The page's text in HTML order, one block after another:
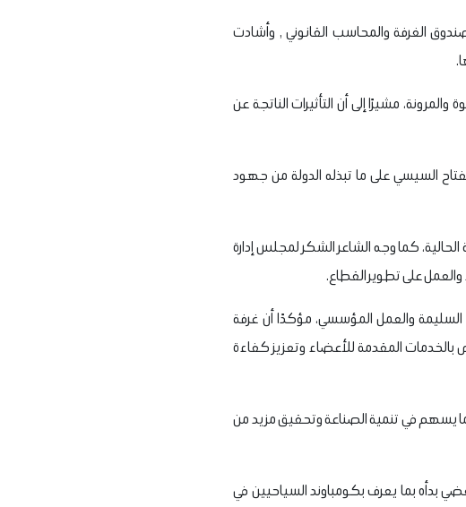
الغرفة والمحاسب القانوني , وأشادت
مشيرًا إلى أن التأثيرات الناتجة عن
السيسي على ما تبذله الدولة من جهود
الحالية، كما وجه الشاعر الشكر لمجلس إدارة
والعمل على تطوير القطاع.
السليمة والعمل المؤسسي، مؤكدًا أن غرفة
المقدمة للأعضاء وتعزيز كفاءة
يسهم في تنمية الصناعة وتحقيق مزيد من
بدأه بما يعرف بكومباوند السياحيين في